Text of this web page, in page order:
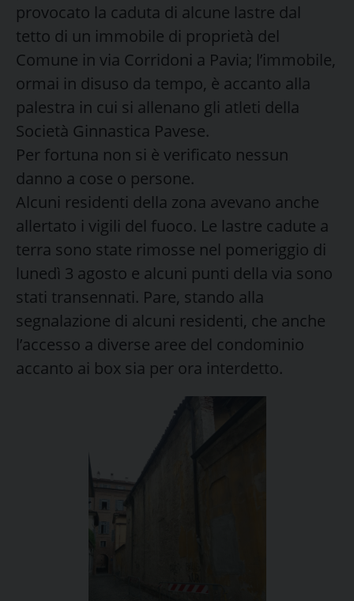
provocato la caduta di alcune lastre dal
tetto di un immobile di proprietà del
Comune in via Corridoni a Pavia; l’immobile,
ormai in disuso da tempo, è accanto alla
palestra in cui si allenano gli atleti della
Società Ginnastica Pavese.
Per fortuna non si è verificato nessun
danno a cose o persone.
Alcuni residenti della zona avevano anche
allertato i vigili del fuoco. Le lastre cadute a
terra sono state rimosse nel pomeriggio di
lunedì 3 agosto e alcuni punti della via sono
stati transennati. Pare, stando alla
segnalazione di alcuni residenti, che anche
l’accesso a diverse aree del condominio
accanto ai box sia per ora interdetto.